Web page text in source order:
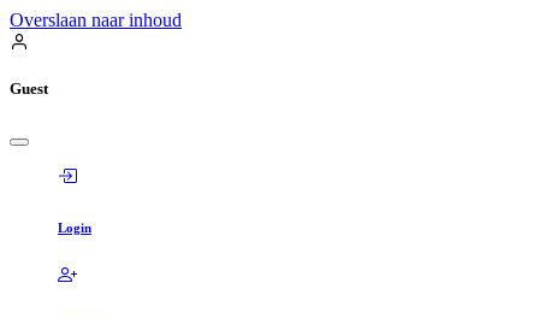
Overslaan naar inhoud
Guest
Login